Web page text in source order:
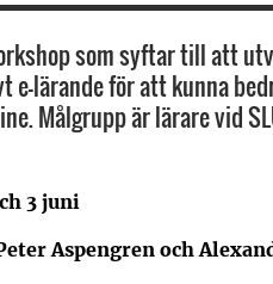
som syftar till att
lärande för att kunna
Målgrupp är lärare vid
3 juni
Aspengren och